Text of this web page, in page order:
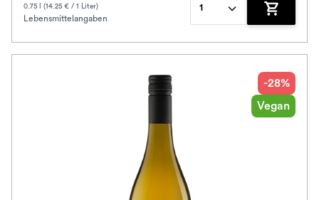
0.75 l (14.25 € / 1 Liter)
Lebensmittelangaben
1
Zum
-28%
Vegan